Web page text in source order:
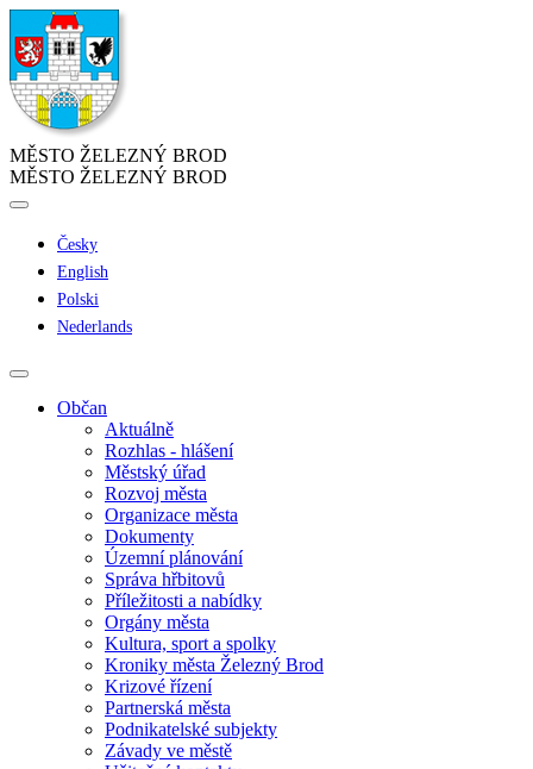
MĚSTO ŽELEZNÝ BROD
MĚSTO ŽELEZNÝ BROD
Česky
English
Polski
Nederlands
Občan
Aktuálně
Rozhlas - hlášení
Městský úřad
Rozvoj města
Organizace města
Dokumenty
Územní plánování
Správa hřbitovů
Příležitosti a nabídky
Orgány města
Kultura, sport a spolky
Kroniky města Železný Brod
Krizové řízení
Partnerská města
Podnikatelské subjekty
Závady ve městě